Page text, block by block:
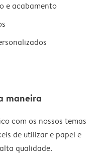
e acabamento
maneira
com os nossos temas
de utilizar e papel e
qualidade.